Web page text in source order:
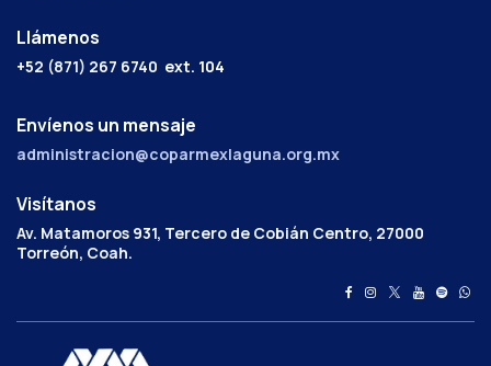
Llámenos
+52 (871) 267 6740 ext. 104
Envíenos un mensaje
administracion@coparmexlaguna.org.mx
Visítanos
Av. Matamoros 931, Tercero de Cobián Centro, 27000
Torreón, Coah.